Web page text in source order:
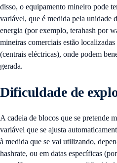
disso, o equipamento mineiro pode
variável, que é medida pela unidade
energia (por exemplo, terahash por
mineiras comerciais estão
(centrais eléctricas), onde podem
gerada.
Dificuldade de
A cadeia de blocos que se pretende
variável que se ajusta
à medida que se vai utilizando,
hashrate, ou em datas específicas